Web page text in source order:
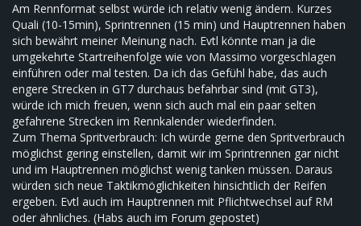
Am Rennformat selbst würde ich relativ wenig ändern. Kurzes
Quali (10-15min), Sprintrennen (15 min) und Hauptrennen haben
sich bewährt meiner Meinung nach. Evtl könnte man ja die
umgekehrte Startreihenfolge wie von Massimo vorgeschlagen
einführen oder mal testen. Da ich das Gefühl habe, das auch
engere Strecken in GT7 durchaus befahrbar sind (mit GT3),
würde ich mich freuen, wenn sich auch mal ein paar selten
gefahrene Strecken im Rennkalender wiederfinden.
Zum Thema Spritverbrauch: Ich würde gerne den Spritverbrauch
möglichst gering einstellen, damit wir im Sprintrennen gar nicht
und im Hauptrennen möglichst wenig tanken müssen. Daraus
würden sich neue Taktikmöglichkeiten hinsichtlich der Reifen
ergeben. Evtl auch im Hauptrennen mit Pflichtwechsel auf RM
oder ähnliches. (Habs auch im Forum gepostet)